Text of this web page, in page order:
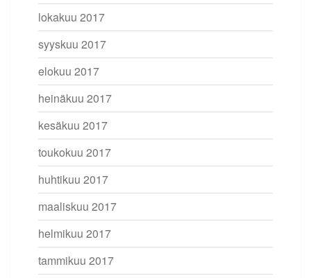
lokakuu 2017
syyskuu 2017
elokuu 2017
heinäkuu 2017
kesäkuu 2017
toukokuu 2017
huhtikuu 2017
maaliskuu 2017
helmikuu 2017
tammikuu 2017